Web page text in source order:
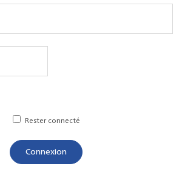
Rester connecté
Connexion